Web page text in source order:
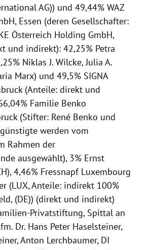
AG)) und 49,44% WAZ
Essen (deren Gesellschafter:
Österreich Holding GmbH,
und indirekt): 42,25% Petra
Niklas J. Wilcke, Julia A.
Marx) und 49,5% SIGNA
(Anteile: direkt und
Familie Benko
(Stifter: René Benko und
werden vom
Rahmen der
ausgewählt), 3% Ernst
4,46% Fressnapf Luxembourg
(LUX, Anteile: indirekt 100%
(DE)) (direkt und indirekt)
Privatstiftung, Spittal an
Dr. Hans Peter Haselsteiner,
Anton Lerchbaumer, DI